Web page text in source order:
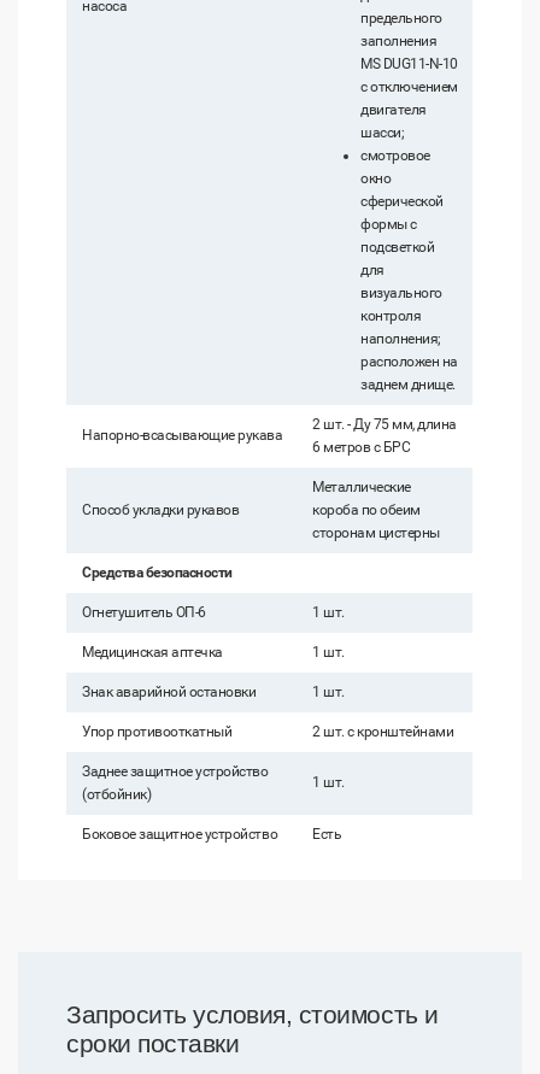
насоса
предельного
заполнения
MS DUG11-N-10
с отключением
двигателя
шасси;
смотровое
окно
сферической
формы с
подсветкой
для
визуального
контроля
наполнения;
расположен на
заднем днище.
Напорно-всасывающие рукава
2 шт. - Ду 75 мм, длина
6 метров с БРС
Способ укладки рукавов
Металлические
короба по обеим
сторонам цистерны
Средства безопасности
Огнетушитель ОП-6 1 шт.
Медицинская аптечка 1 шт.
Знак аварийной остановки 1 шт.
Упор противооткатный 2 шт. с кронштейнами
Заднее защитное устройство
(отбойник)
1 шт.
Боковое защитное устройство Есть
Запросить условия, стоимость и
сроки поставки